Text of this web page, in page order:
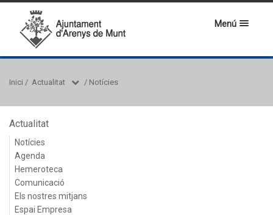
Menú
Inici / Actualitat / Notícies
Actualitat
Notícies
Agenda
Hemeroteca
Comunicació
Els nostres mitjans
Espai Empresa